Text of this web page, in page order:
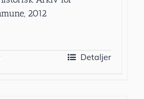
2012
Detaljer